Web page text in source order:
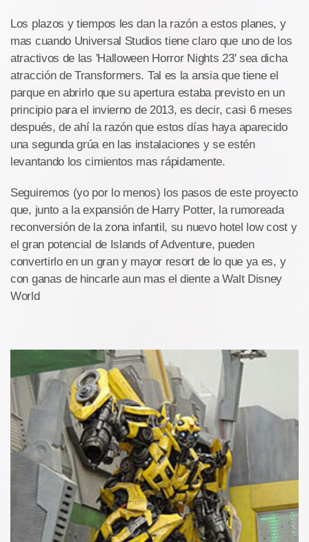
Los plazos y tiempos les dan la razón a estos planes, y
mas cuando Universal Studios tiene claro que uno de los
atractivos de las 'Halloween Horror Nights 23' sea dicha
atracción de Transformers. Tal es la ansia que tiene el
parque en abrirlo que su apertura estaba previsto en un
principio para el invierno de 2013, es decir, casi 6 meses
después, de ahí la razón que estos días haya aparecido
una segunda grúa en las instalaciones y se estén
levantando los cimientos mas rápidamente.
Seguiremos (yo por lo menos) los pasos de este proyecto
que, junto a la expansión de Harry Potter, la rumoreada
reconversión de la zona infantil, su nuevo hotel low cost y
el gran potencial de Islands of Adventure, pueden
convertirlo en un gran y mayor resort de lo que ya es, y
con ganas de hincarle aun mas el diente a Walt Disney
World